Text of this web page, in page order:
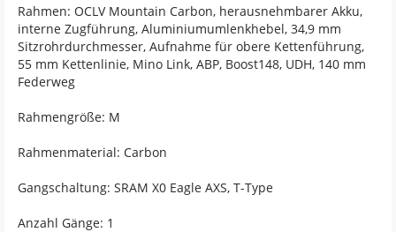
Rahmen: OCLV Mountain Carbon, herausnehmbarer Akku,
interne Zugführung, Aluminiumumlenkhebel, 34,9 mm
Sitzrohrdurchmesser, Aufnahme für obere Kettenführung,
55 mm Kettenlinie, Mino Link, ABP, Boost148, UDH, 140 mm
Federweg
Rahmengröße: M
Rahmenmaterial: Carbon
Gangschaltung: SRAM X0 Eagle AXS, T-Type
Anzahl Gänge: 1